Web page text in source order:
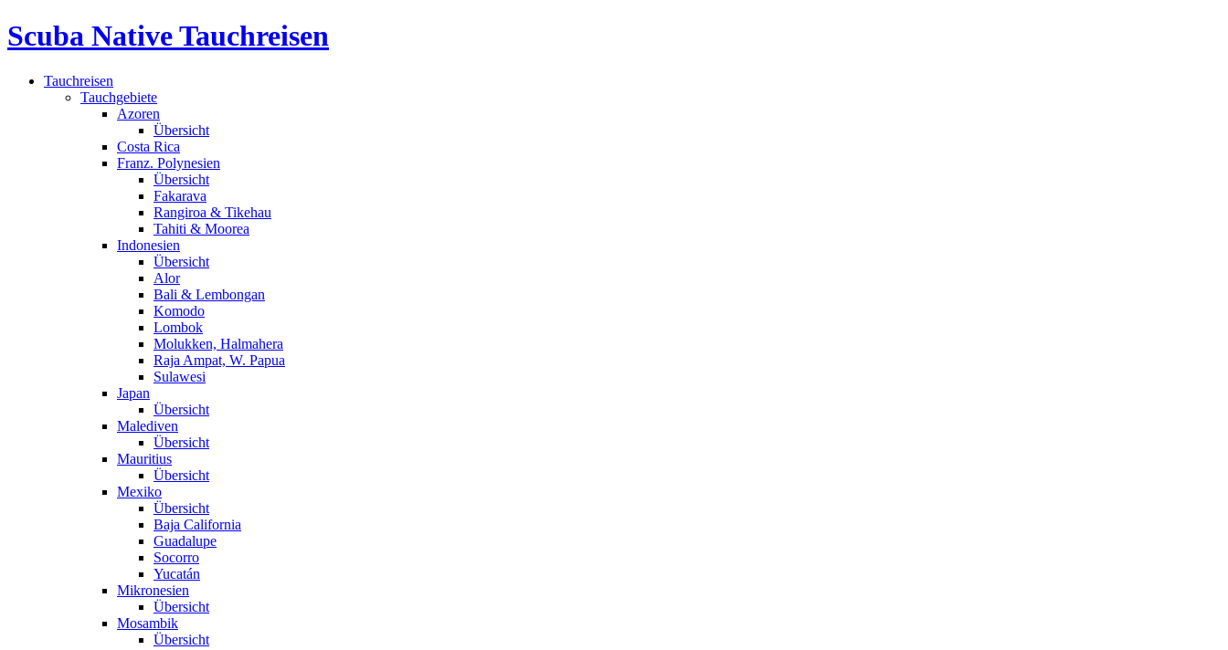
Scuba Native Tauchreisen
Tauchreisen
Tauchgebiete
Azoren
Übersicht
Costa Rica
Franz. Polynesien
Übersicht
Fakarava
Rangiroa & Tikehau
Tahiti & Moorea
Indonesien
Übersicht
Alor
Bali & Lembongan
Komodo
Lombok
Molukken, Halmahera
Raja Ampat, W. Papua
Sulawesi
Japan
Übersicht
Malediven
Übersicht
Mauritius
Übersicht
Mexiko
Übersicht
Baja California
Guadalupe
Socorro
Yucatán
Mikronesien
Übersicht
Mosambik
Übersicht